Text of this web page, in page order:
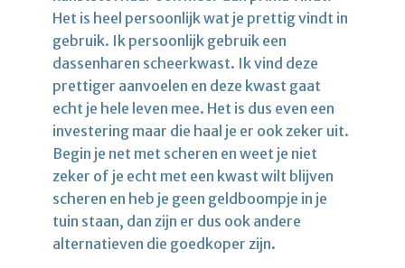
Het is heel persoonlijk wat je prettig vindt in
gebruik. Ik persoonlijk gebruik een
dassenharen scheerkwast. Ik vind deze
prettiger aanvoelen en deze kwast gaat
echt je hele leven mee. Het is dus even een
investering maar die haal je er ook zeker uit.
Begin je net met scheren en weet je niet
zeker of je echt met een kwast wilt blijven
scheren en heb je geen geldboompje in je
tuin staan, dan zijn er dus ook andere
alternatieven die goedkoper zijn.